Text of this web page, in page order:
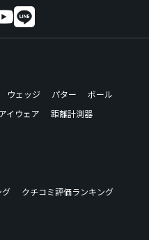
ウェッジ パター
ボール
アイウェア
距離計測器
グ
クチコミ評価ランキング